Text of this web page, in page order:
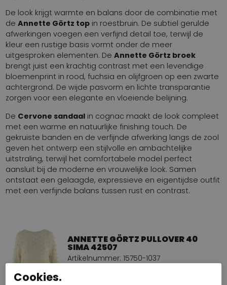
De look krijgt warmte en balans door de combinatie met
deAnnette Görtz top in roestbruin. De subtiel gerulde
afwerkingen voegen een verfijnd detail toe, terwijl de
kleur een rustige basis vormt onder de meer
uitgesproken elementen. DeAnnette Görtz broek
brengt juist een krachtig contrast met een levendige
bloemenprint in rood, fuchsia en olijfgroen op een zwarte
achtergrond. De wijde pasvorm en lichte transparantie
zorgen voor een elegante en vloeiende belijning.
De Cervone sandaal in cognac maakt de look compleet
met een warme en natuurlijke finishing touch. De
gekruiste banden en de verfijnde afwerking langs de zool
geven het ontwerp een stijlvolle en ambachtelijke
uitstraling, terwijl het comfortabele model perfect
aansluit bij de moderne en vrouwelijke look. Samen
ontstaat een gelaagde, expressieve en eigentijdse outfit
met een verfijnde balans tussen rust en contrast.
ANNETTE GÖRTZ PULLOVER 40
SIMA 42507
Artikelnummer: 15750-1037
Kleur: Beige
Cookies.